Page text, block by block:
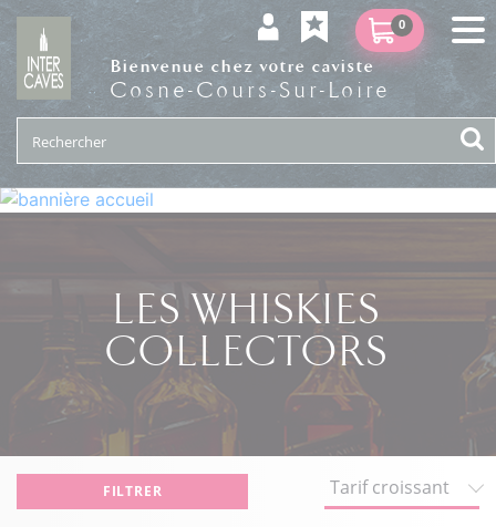
0
Bienvenue chez votre caviste
Cosne-Cours-Sur-Loire
LES WHISKIES
COLLECTORS
FILTRER